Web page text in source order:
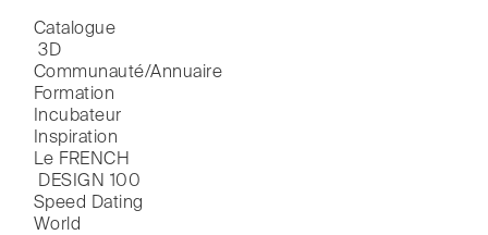
Catalogue
3D
Communauté/Annuaire
Formation
Incubateur
Inspiration
Le FRENCH
DESIGN 100
Speed Dating
World